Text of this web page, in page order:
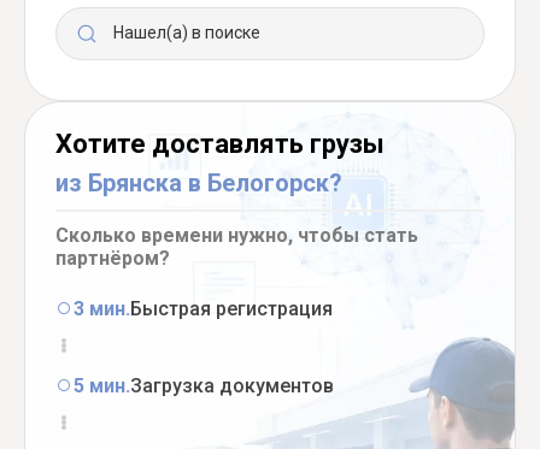
Нашел(а) в поиске
Хотите доставлять грузы
из Брянска в Белогорск?
Сколько времени нужно, чтобы стать
партнёром?
3 мин.Быстрая регистрация
5 мин.Загрузка документов